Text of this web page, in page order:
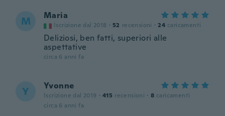
M Maria
Iscrizione dal 2018 · 52 recensioni · 24 caricamenti
Deliziosi, ben fatti, superiori alle
aspettative
circa 6 anni fa
Y Yvonne
Iscrizione dal 2019 · 415 recensioni · 8 caricamenti
circa 6 anni fa